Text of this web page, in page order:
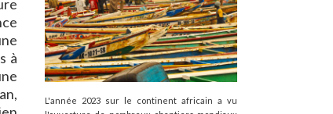
à
L'année 2023 sur le continent africain a vu